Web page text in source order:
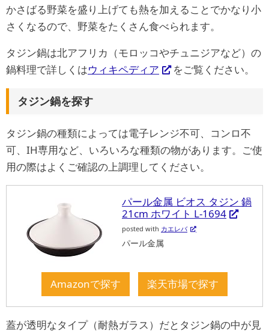
かさばる野菜を盛り上げても熱を加えることでかなり小
さくなるので、野菜をたくさん食べられます。
タジン鍋は北アフリカ（モロッコやチュニジアなど）の
鍋料理で詳しくはウィキペディア をご覧ください。
タジン鍋を探す
タジン鍋の種類によっては電子レンジ不可、コンロ不
可、IH専用など、いろいろな種類の物があります。ご使
用の際はよくご確認の上調理してください。
パール金属 ビオス タジン 鍋
21cm ホワイト L-1694
posted with カエレバ
パール金属
Amazonで探す 楽天市場で探す
蓋が透明なタイプ（耐熱ガラス）だとタジン鍋の中が見